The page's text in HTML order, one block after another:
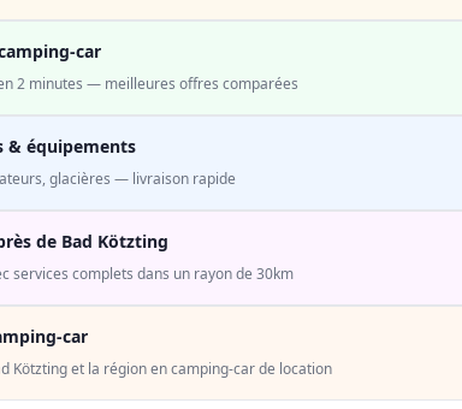
car
2 minutes — meilleures offres comparées
& équipements
glacières — livraison rapide
de Bad Kötzting
services complets dans un rayon de 30km
car
Kötzting et la région en camping-car de location